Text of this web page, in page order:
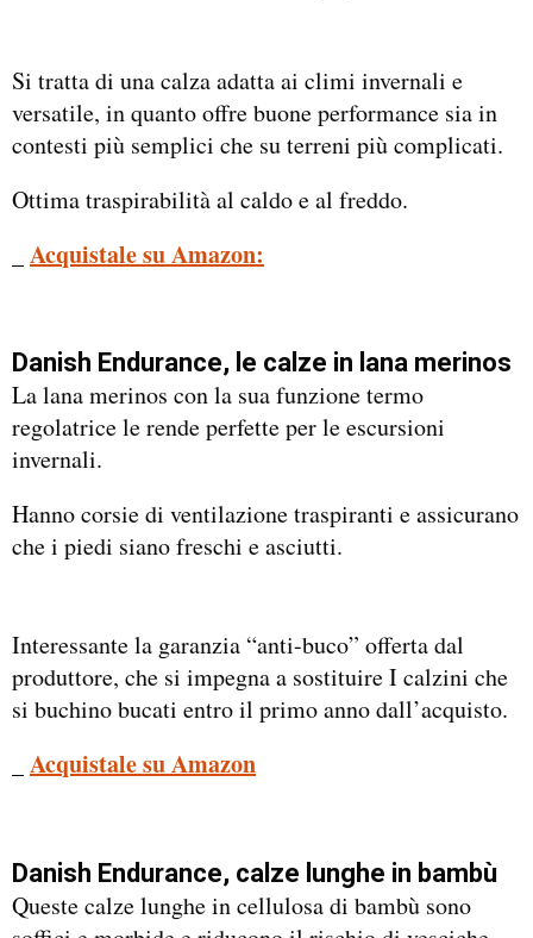
Si tratta di una calza adatta ai climi invernali e
versatile, in quanto offre buone performance sia in
contesti più semplici che su terreni più complicati.
Ottima traspirabilità al caldo e al freddo.
Acquistale su Amazon:
Danish Endurance, le calze in lana merinos
La lana merinos con la sua funzione termo
regolatrice le rende perfette per le escursioni
invernali.
Hanno corsie di ventilazione traspiranti e assicurano
che i piedi siano freschi e asciutti.
Interessante la garanzia “anti-buco” offerta dal
produttore, che si impegna a sostituire I calzini che
si buchino bucati entro il primo anno dall’acquisto.
Acquistale su Amazon
Danish Endurance, calze lunghe in bambù
Queste calze lunghe in cellulosa di bambù sono